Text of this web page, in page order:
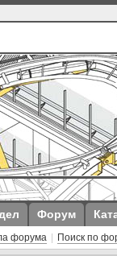
Форум
форума Поиск по